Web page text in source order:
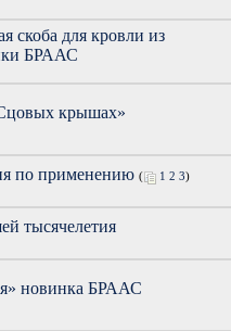
скоба для кровли из
БРААС
крышах»
по применению ( 1 2 3)
тысячелетия
новинка БРААС